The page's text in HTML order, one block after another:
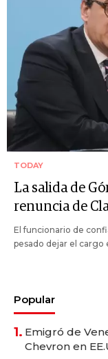
TODAY
La salida de
renuncia de
El funcionario de
pesado dejar el cargo
Popular
1. Emigró de
Chevron en